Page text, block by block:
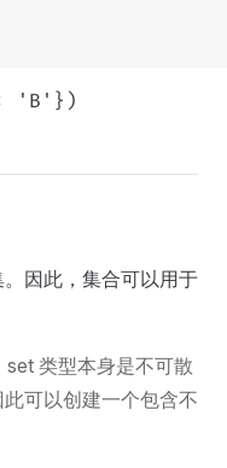
'B'})
因此，集合可以用于
类型本身是不可散
可以创建一个包含不